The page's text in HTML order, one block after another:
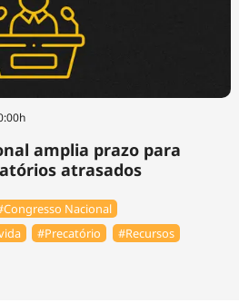
amplia prazo para
atrasados
Nacional
#Precatório #Recursos